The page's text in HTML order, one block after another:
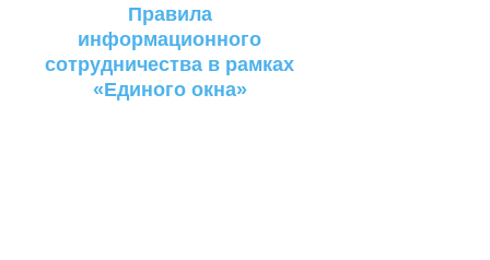
Правила
информационного
сотрудничества в рамках
«Единого окна»